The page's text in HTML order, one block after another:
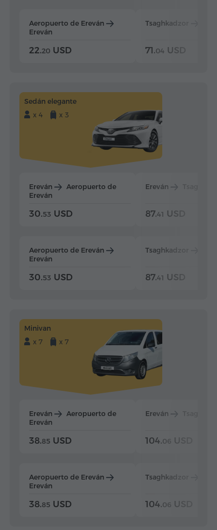
Aeropuerto de Ereván
Ereván
22.20 USD
Tsaghkadzor
71.04 USD
Sedán elegante
x 4
x 3
Ereván
Aeropuerto de
Ereván
30.53 USD
Aeropuerto de Ereván
Ereván
30.53 USD
Ereván
87.41 USD
Tsaghkadzor
87.41 USD
Minivan
x 7
x 7
Ereván
Aeropuerto de
Ereván
38.85 USD
Aeropuerto de Ereván
Ereván
38.85 USD
Ereván
104.06 USD
Tsaghkadzor
104.06 USD